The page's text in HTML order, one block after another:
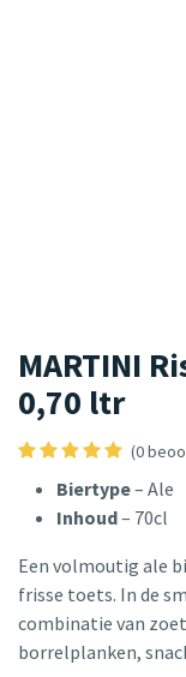
MARTINI
0,70 ltr
(0
Biertype– Ale
Inhoud– 70cl
Een volmoutig ale
frisse toets. In de
combinatie van
borrelplanken,